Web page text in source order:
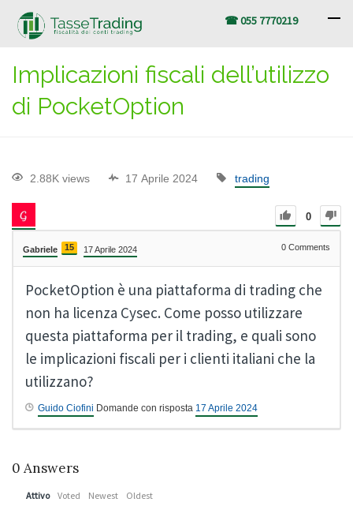
☎ 055 7770219
Implicazioni fiscali dell’utilizzo
di PocketOption
2.88K views 17 Aprile 2024 trading
0
Gabriele 15 17 Aprile 2024 0 Comments
PocketOption è una piattaforma di trading che
non ha licenza Cysec. Come posso utilizzare
questa piattaforma per il trading, e quali sono
le implicazioni fiscali per i clienti italiani che la
utilizzano?
Guido Ciofini Domande con risposta 17 Aprile 2024
0 Answers
Attivo Voted Newest Oldest